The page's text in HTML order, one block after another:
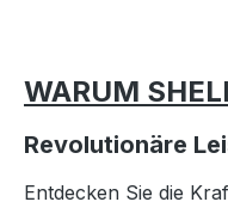
WARUM
Revolutionäre
Entdecken Sie die